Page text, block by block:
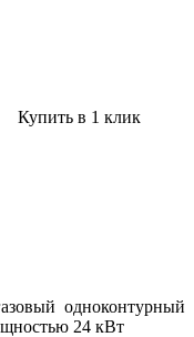
Купить в 1 клик
одноконтурный
24 кВт